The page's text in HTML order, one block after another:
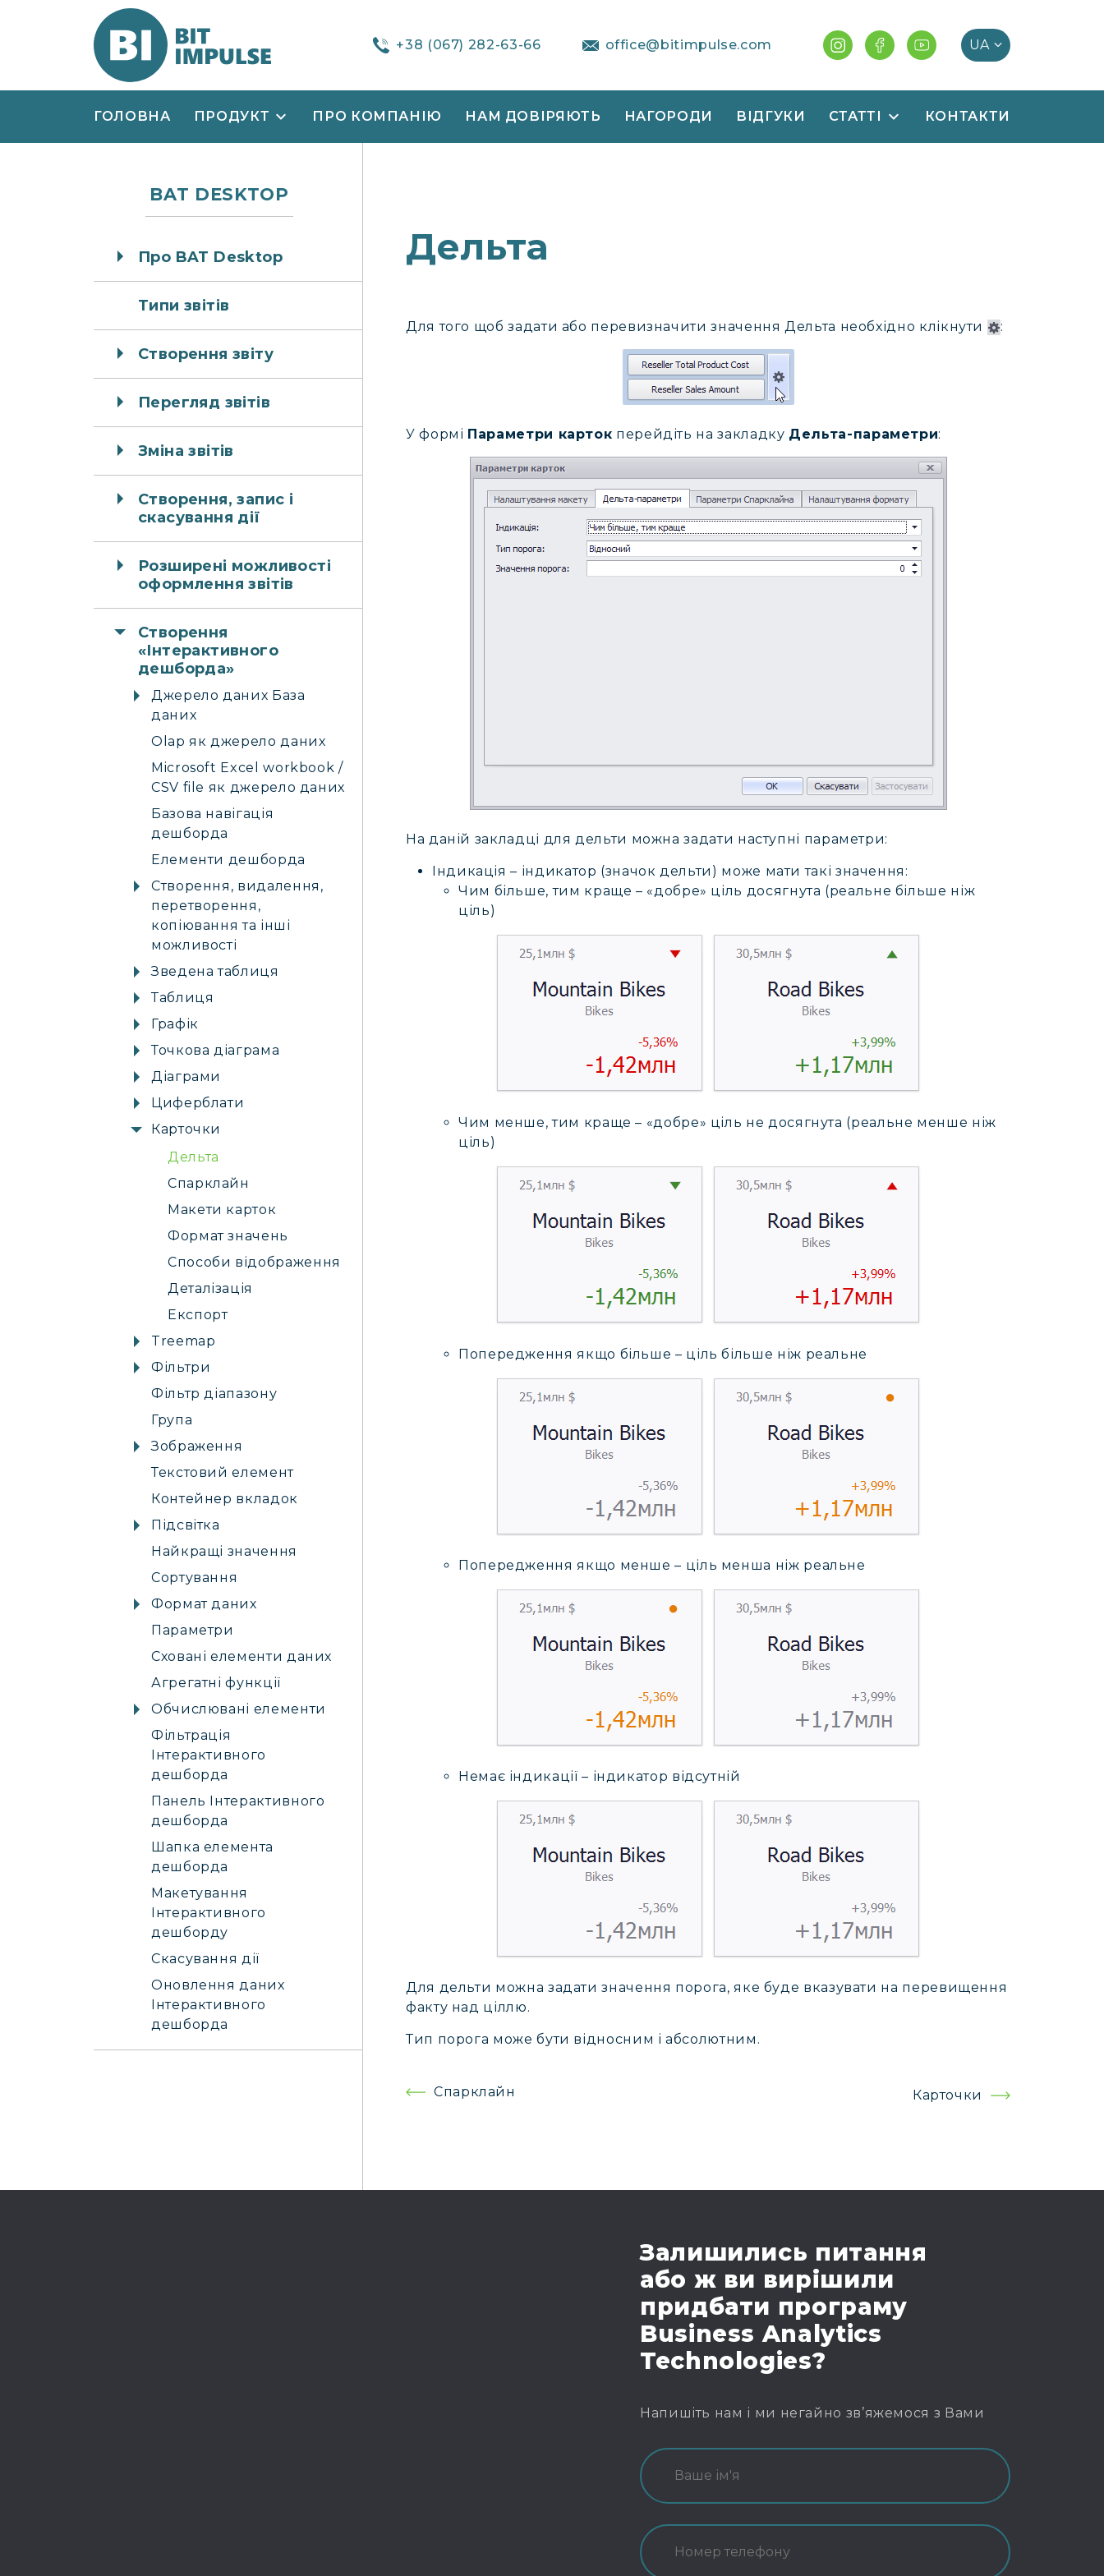
+38 (067) 282-63-66 office@bitimpulse.com
ГОЛОВНА ПРОДУКТ ПРО КОМПАНІЮ НАМ ДОВІРЯЮТЬ НАГОРОДИ ВІДГУКИ СТАТТІ КОНТАКТИ
Дельта
Для того щоб задати або перевизначити значення Дельта необхідно клікнути :
У формі Параметри карток перейдіть на закладку Дельта-параметри:
На даній закладці для дельти можна задати наступні параметри:
Індикація – індикатор (значок дельти) може мати такі значення:
Чим більше, тим краще – «добре» ціль досягнута (реальне більше ніж
ціль)
Чим менше, тим краще – «добре» ціль не досягнута (реальне менше ніж
ціль)
Попередження якщо більше – ціль більше ніж реальне
Попередження якщо менше – ціль менша ніж реальне
Немає індикації – індикатор відсутній
Для дельти можна задати значення порога, яке буде вказувати на перевищення
факту над ціллю.
Тип порога може бути відносним і абсолютним.
Навігація
Спарклайн Карточки
BAT DESKTOP
Про BAT Desktop
Типи звітів
Створення звіту
Перегляд звітів
Зміна звітів
Створення, запис і
скасування дії
Розширені можливості
оформлення звітів
Створення
«Інтерактивного
дешборда»
Джерело даних База
даних
Olap як джерело даних
Microsoft Excel workbook /
CSV file як джерело даних
Базова навігація
дешборда
Елементи дешборда
Створення, видалення,
перетворення,
копіювання та інші
можливості
Зведена таблиця
Таблиця
Графік
Точкова діаграма
Діаграми
Циферблати
Карточки
Дельта
Спарклайн
Макети карток
Формат значень
Способи відображення
Деталізація
Експорт
Treemap
Фільтри
Фільтр діапазону
Група
Зображення
Текстовий елемент
Контейнер вкладок
Підсвітка
Найкращі значення
Сортування
Формат даних
Параметри
Сховані елементи даних
Агрегатні функції
Обчислювані елементи
Фільтрація
Інтерактивного
дешборда
Панель Інтерактивного
дешборда
Шапка елемента
дешборда
Макетування
Інтерактивного
дешборду
Скасування дії
Оновлення даних
Інтерактивного
дешборда
Залишились питання
або ж ви вирішили
придбати програму
Business Analytics
Technologies?
Напишіть нам і ми негайно зв’яжемося з Вами